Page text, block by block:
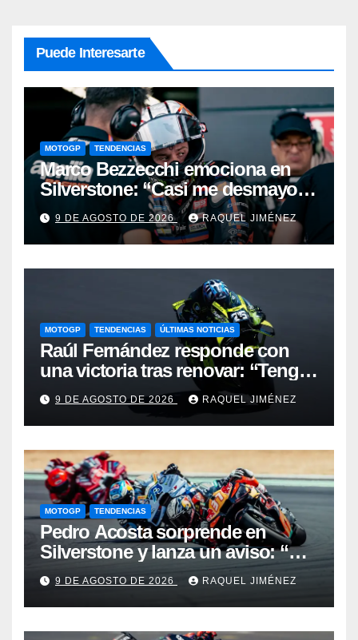
Puede Interesarte
MOTOGP TENDENCIAS
Marco Bezzecchi emociona en
Silverstone: “Casi me desmayo,
pero este podio vale muchísimo”
9 DE AGOSTO DE 2026 RAQUEL JIMÉNEZ
MOTOGP TENDENCIAS ÚLTIMAS NOTICIAS
Raúl Fernández responde con
una victoria tras renovar: “Tengo
que quitarme una barrera mental
para verme realmente luchando
por el Mundial”
9 DE AGOSTO DE 2026 RAQUEL JIMÉNEZ
MOTOGP TENDENCIAS
Pedro Acosta sorprende en
Silverstone y lanza un aviso: “No
estamos tan lejos del top 3 del
campeonato”
9 DE AGOSTO DE 2026 RAQUEL JIMÉNEZ